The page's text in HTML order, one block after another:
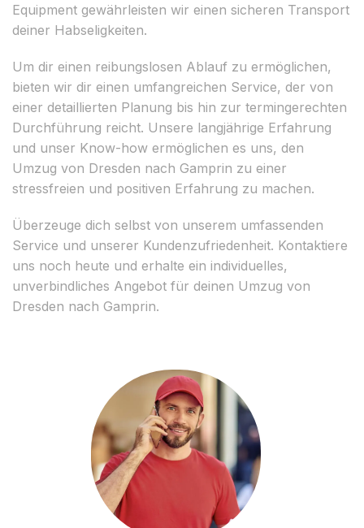
Equipment gewährleisten wir einen sicheren Transport
deiner Habseligkeiten.
Um dir einen reibungslosen Ablauf zu ermöglichen,
bieten wir dir einen umfangreichen Service, der von
einer detaillierten Planung bis hin zur termingerechten
Durchführung reicht. Unsere langjährige Erfahrung
und unser Know-how ermöglichen es uns, den
Umzug von Dresden nach Gamprin zu einer
stressfreien und positiven Erfahrung zu machen.
Überzeuge dich selbst von unserem umfassenden
Service und unserer Kundenzufriedenheit. Kontaktiere
uns noch heute und erhalte ein individuelles,
unverbindliches Angebot für deinen Umzug von
Dresden nach Gamprin.